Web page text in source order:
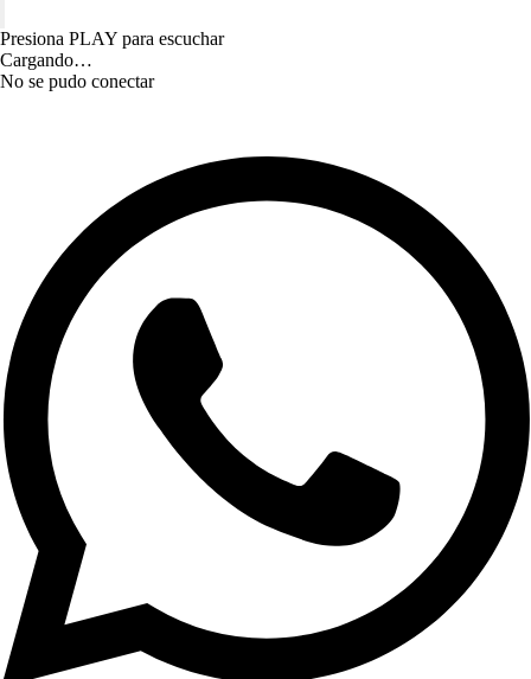
Presiona PLAY para escuchar
Cargando…
No se pudo conectar